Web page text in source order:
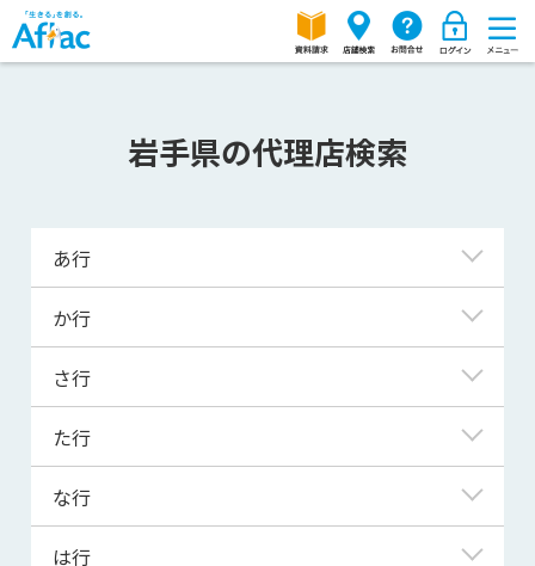
岩手県の代理店検索
あ行
一関市
一戸町
岩泉町
大槌町
か行
金ケ崎町
釜石市
軽米町
葛巻町
さ行
雫石町
紫波町
住田町
た行
滝沢市
田野畑村
遠野市
な行
西和賀町
は行